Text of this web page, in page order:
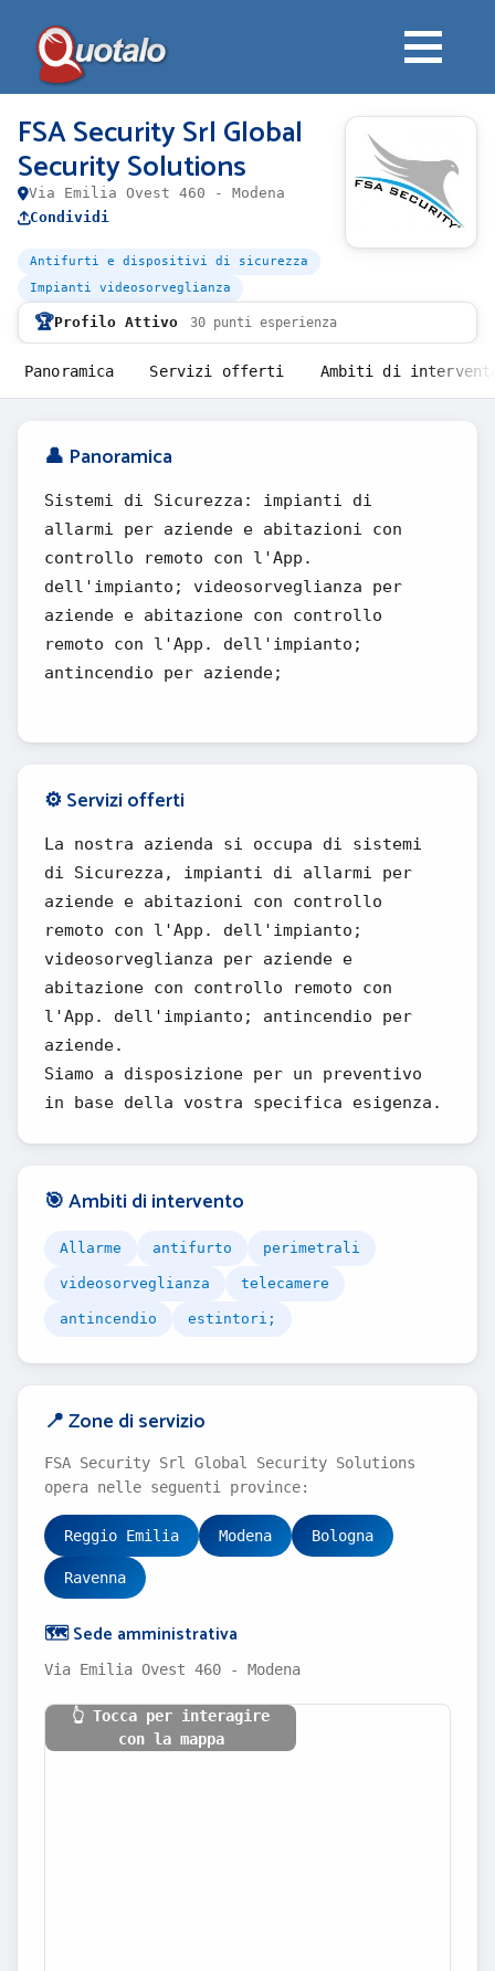
FSA Security Srl Global
Security Solutions
Via Emilia Ovest 460 - Modena
Condividi
Antifurti e dispositivi di sicurezza
Impianti videosorveglianza
🏆Profilo Attivo 30 punti esperienza
Panoramica Servizi offerti Ambiti di
👤 Panoramica
Sistemi di Sicurezza: impianti di
allarmi per aziende e abitazioni con
controllo remoto con l'App.
dell'impianto; videosorveglianza per
aziende e abitazione con controllo
remoto con l'App. dell'impianto;
antincendio per aziende;
⚙️ Servizi offerti
La nostra azienda si occupa di sistemi
di Sicurezza, impianti di allarmi per
aziende e abitazioni con controllo
remoto con l'App. dell'impianto;
videosorveglianza per aziende e
abitazione con controllo remoto con
l'App. dell'impianto; antincendio per
aziende.
Siamo a disposizione per un preventivo
in base della vostra specifica esigenza.
🎯 Ambiti di intervento
Allarme antifurto perimetrali
videosorveglianza telecamere
antincendio estintori;
📍 Zone di servizio
FSA Security Srl Global Security Solutions
opera nelle seguenti province:
Reggio Emilia Modena Bologna
Ravenna
🗺️ Sede amministrativa
Via Emilia Ovest 460 - Modena
👆 Tocca per interagire
con la mappa